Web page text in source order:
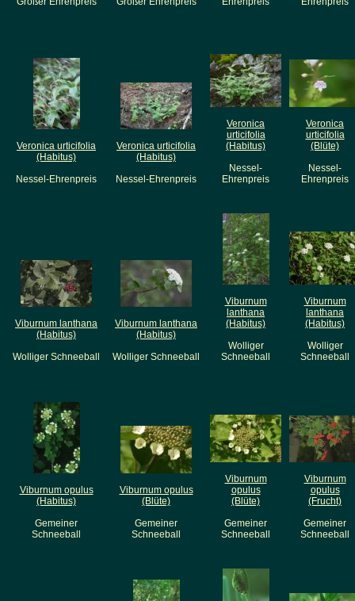
Veronica urticifolia
(Habitus)
Nessel-Ehrenpreis
Veronica urticifolia
(Habitus)
Nessel-Ehrenpreis
Veronica
urticifolia
(Habitus)
Nessel-
Ehrenpreis
Veronica
urticifolia
(Blüte)
Nessel-
Ehrenpreis
Viburnum lanthana
(Habitus)
Wolliger Schneeball
Viburnum lanthana
(Habitus)
Wolliger Schneeball
Viburnum
lanthana
(Habitus)
Wolliger
Schneeball
Viburnum
lanthana
(Habitus)
Wolliger
Schneeball
Viburnum opulus
(Habitus)
Gemeiner
Schneeball
Viburnum opulus
(Blüte)
Gemeiner
Schneeball
Viburnum
opulus
(Blüte)
Gemeiner
Schneeball
Viburnum
opulus
(Frucht)
Gemeiner
Schneeball